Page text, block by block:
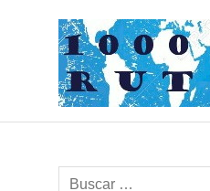
contenido
ruedas
Buscar: